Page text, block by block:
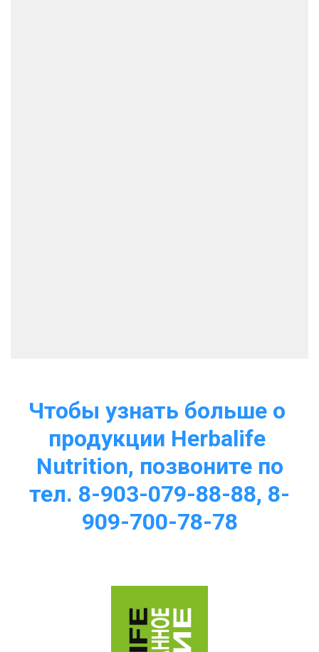
Чтобы узнать больше о
продукции Herbalife
Nutrition, позвоните по
тел. 8-903-079-88-88, 8-
909-700-78-78